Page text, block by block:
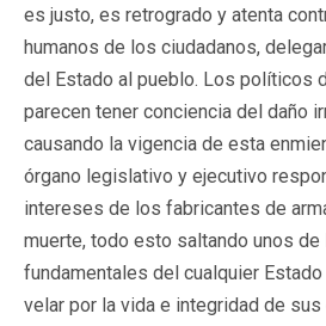
es justo, es retrogrado y atenta
humanos de los ciudadanos,
del Estado al pueblo. Los políticos
parecen tener conciencia del daño
causando la vigencia de esta
órgano legislativo y ejecutivo
intereses de los fabricantes de
muerte, todo esto saltando unos
fundamentales del cualquier
velar por la vida e integridad de sus